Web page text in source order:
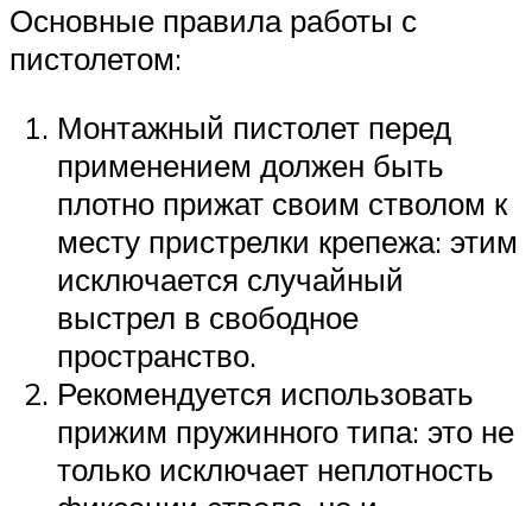
Основные правила работы с
пистолетом:
Монтажный пистолет перед
применением должен быть
плотно прижат своим стволом к
месту пристрелки крепежа: этим
исключается случайный
выстрел в свободное
пространство.
Рекомендуется использовать
прижим пружинного типа: это не
только исключает неплотность